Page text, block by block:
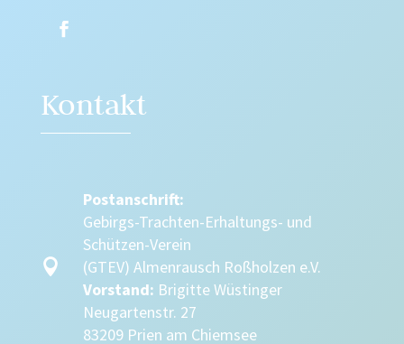
Kontakt

Postanschrift:
Gebirgs-Trachten-Erhaltungs- und
Schützen-Verein
(GTEV) Almenrausch Roßholzen e.V.
Vorstand: Brigitte Wüstinger
Neugartenstr. 27
83209 Prien am Chiemsee